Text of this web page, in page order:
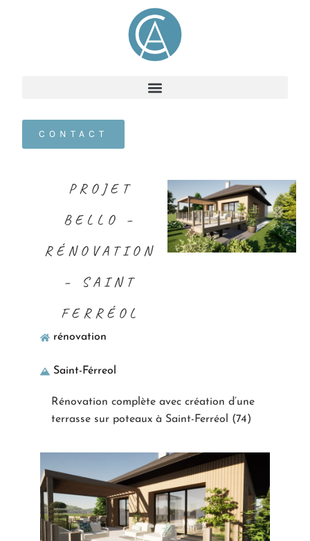
CONTACT
PROJET
BELLO –
RÉNOVATION
– SAINT
FERRÉOL
rénovation
Saint-Férreol
Rénovation complète avec création d’une
terrasse sur poteaux à Saint-Ferréol (74)